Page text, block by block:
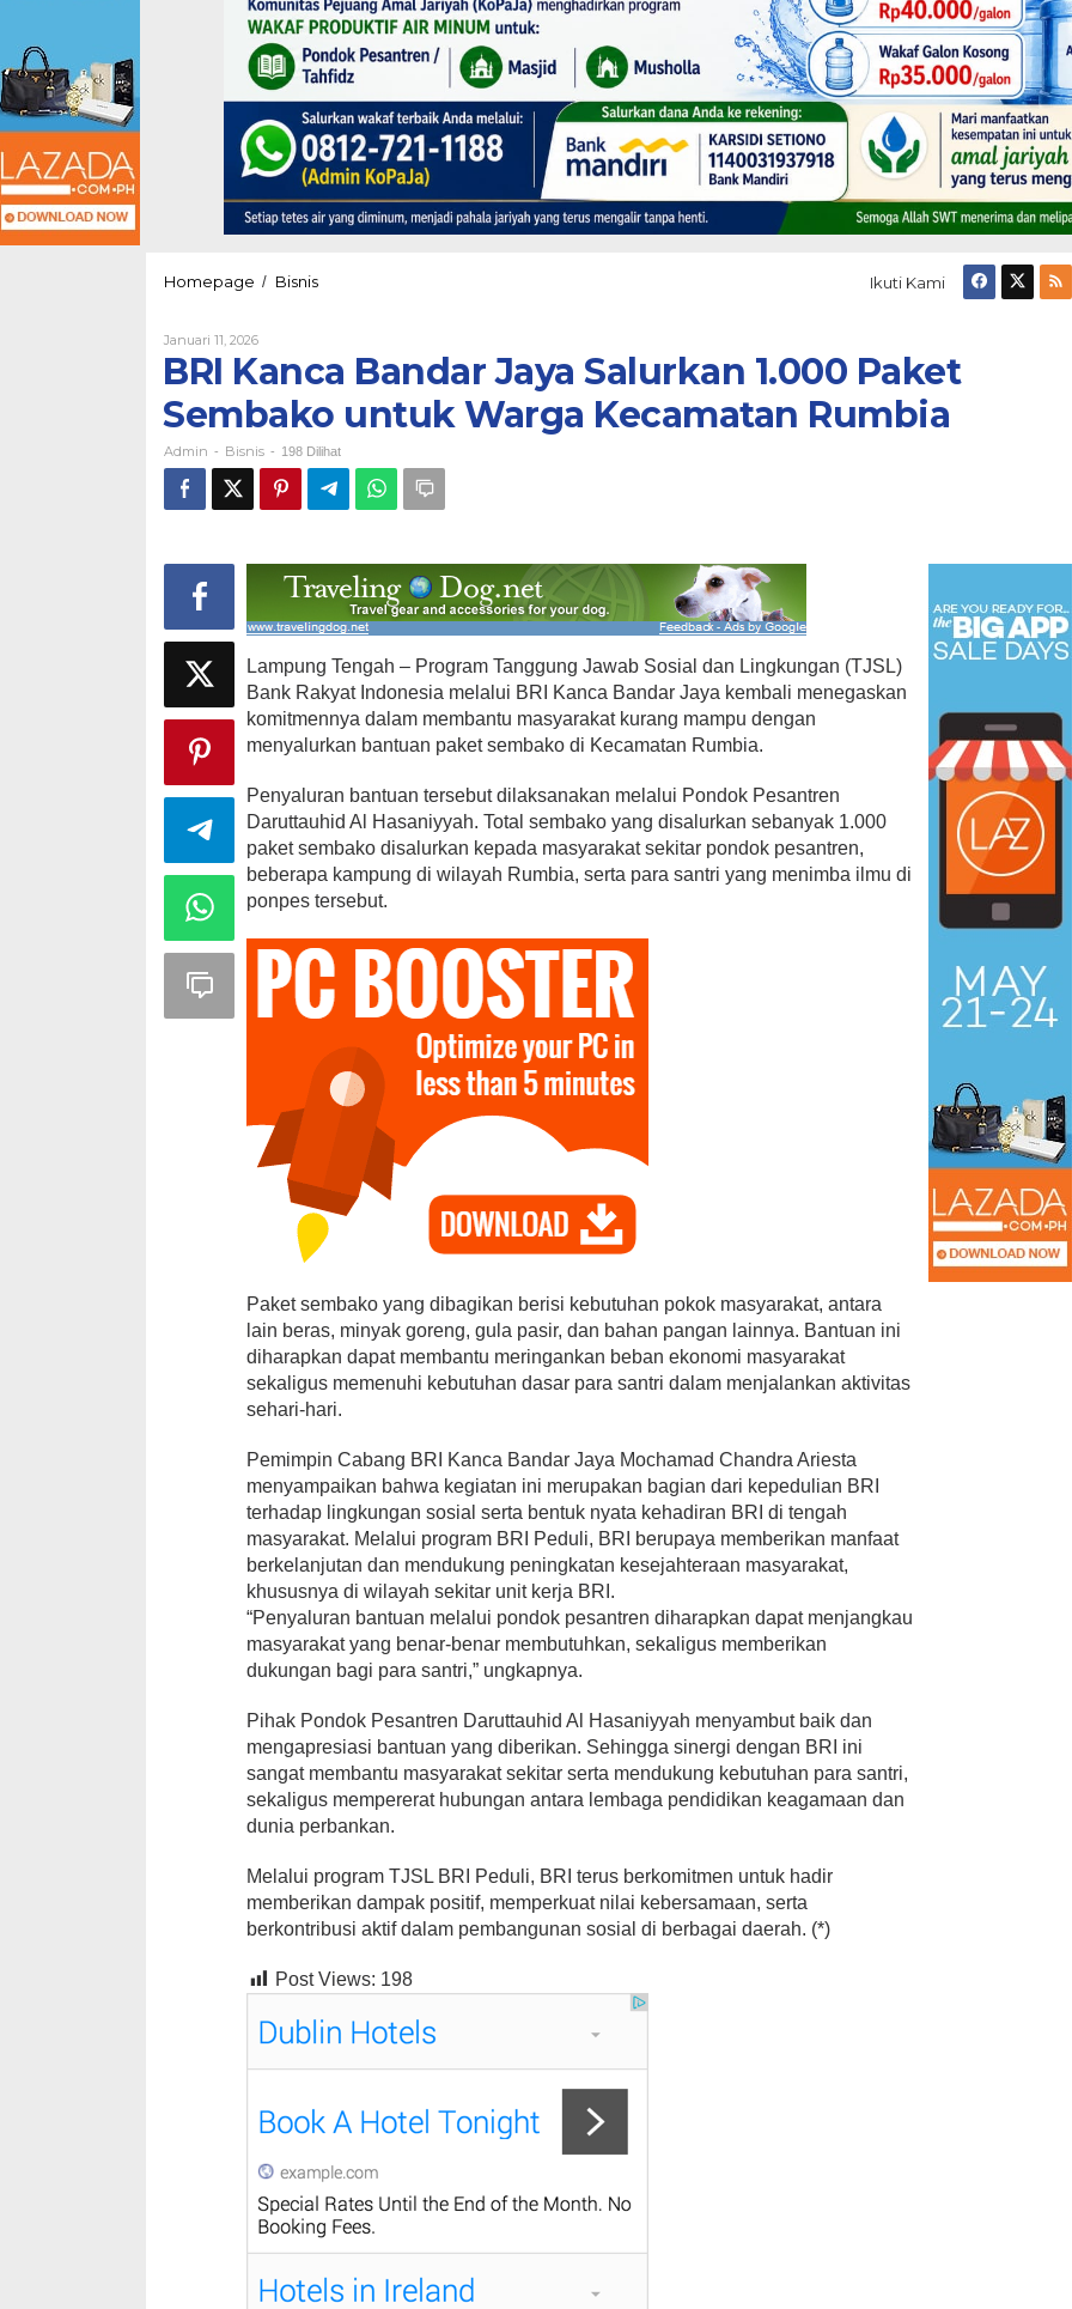
Homepage / BisnisBRI
Salurkan
1.000
Paket
Sembako
untuk
Warga
Kecamatan
Ikuti Kami
Januari 11, 2026Oleh
Admin
BRI Kanca Bandar Jaya Salurkan 1.000 Paket
Sembako untuk Warga Kecamatan Rumbia
Admin - Bisnis - 198 Dilihat
Lampung Tengah – Program Tanggung Jawab Sosial dan Lingkungan (TJSL)
Bank Rakyat Indonesia melalui BRI Kanca Bandar Jaya kembali menegaskan
komitmennya dalam membantu masyarakat kurang mampu dengan
menyalurkan bantuan paket sembako di Kecamatan Rumbia.
Penyaluran bantuan tersebut dilaksanakan melalui Pondok Pesantren
Daruttauhid Al Hasaniyyah. Total sembako yang disalurkan sebanyak 1.000
paket sembako disalurkan kepada masyarakat sekitar pondok pesantren,
beberapa kampung di wilayah Rumbia, serta para santri yang menimba ilmu di
ponpes tersebut.
Paket sembako yang dibagikan berisi kebutuhan pokok masyarakat, antara
lain beras, minyak goreng, gula pasir, dan bahan pangan lainnya. Bantuan ini
diharapkan dapat membantu meringankan beban ekonomi masyarakat
sekaligus memenuhi kebutuhan dasar para santri dalam menjalankan aktivitas
sehari-hari.
Pemimpin Cabang BRI Kanca Bandar Jaya Mochamad Chandra Ariesta
menyampaikan bahwa kegiatan ini merupakan bagian dari kepedulian BRI
terhadap lingkungan sosial serta bentuk nyata kehadiran BRI di tengah
masyarakat. Melalui program BRI Peduli, BRI berupaya memberikan manfaat
berkelanjutan dan mendukung peningkatan kesejahteraan masyarakat,
khususnya di wilayah sekitar unit kerja BRI.
“Penyaluran bantuan melalui pondok pesantren diharapkan dapat menjangkau
masyarakat yang benar-benar membutuhkan, sekaligus memberikan
dukungan bagi para santri,” ungkapnya.
Pihak Pondok Pesantren Daruttauhid Al Hasaniyyah menyambut baik dan
mengapresiasi bantuan yang diberikan. Sehingga sinergi dengan BRI ini
sangat membantu masyarakat sekitar serta mendukung kebutuhan para santri,
sekaligus mempererat hubungan antara lembaga pendidikan keagamaan dan
dunia perbankan.
Melalui program TJSL BRI Peduli, BRI terus berkomitmen untuk hadir
memberikan dampak positif, memperkuat nilai kebersamaan, serta
berkontribusi aktif dalam pembangunan sosial di berbagai daerah. (*)
Post Views: 198
12 Kandidat Bersaing Dalam
Ajang Pemilihan Anggota BPD
Brekat
Di Daerah, Politik Mei 23, 2026
PAN Kota Bandar Lampung
Bergerak Cepat, Ringankan
Beban Keluarga Korban
Kebakara…
Di Bandar Lampung, Duka, Politik